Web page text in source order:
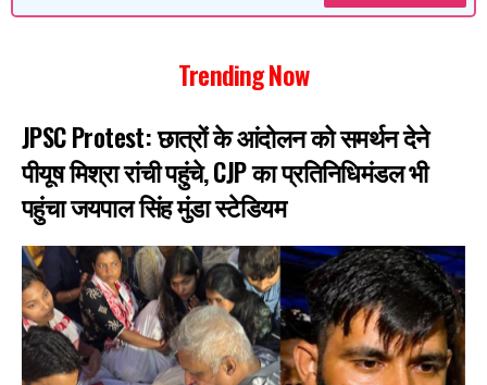
Trending Now
JPSC Protest: छात्रों के आंदोलन को समर्थन देने
पीयूष मिश्रा रांची पहुंचे, CJP का प्रतिनिधिमंडल भी
पहुंचा जयपाल सिंह मुंडा स्टेडियम